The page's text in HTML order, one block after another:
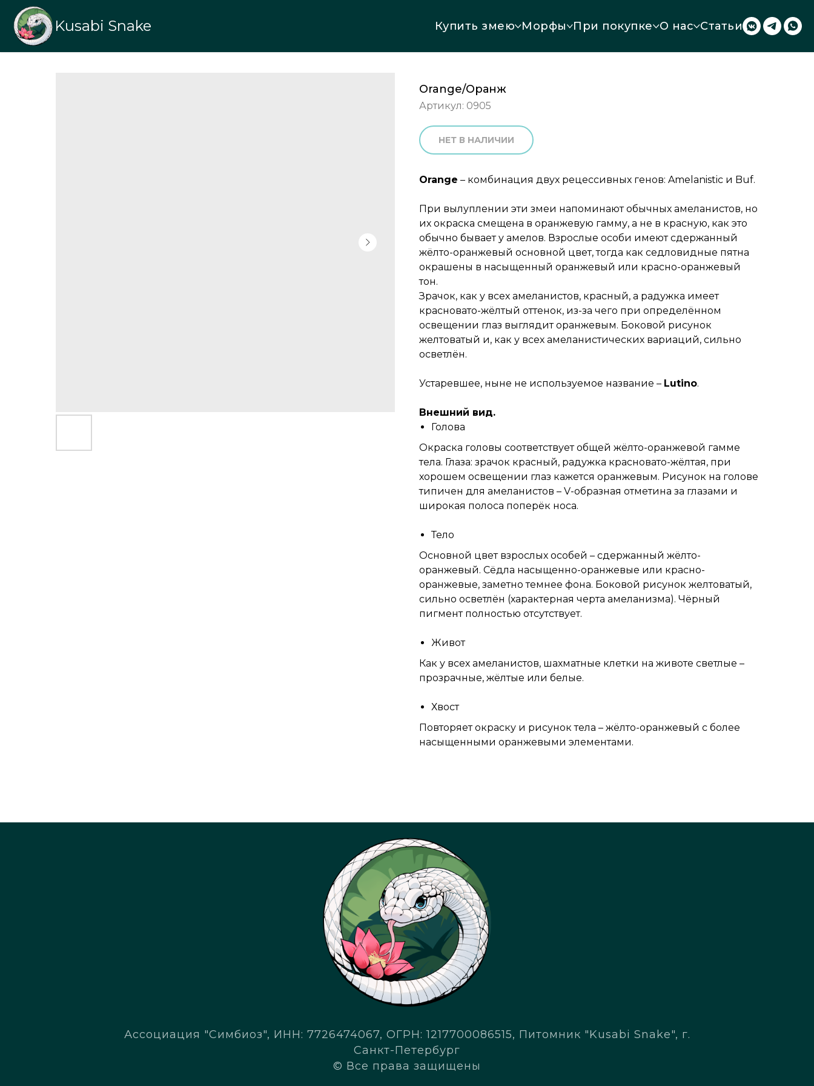
Kusabi Snake Купить змею Морфы При покупке О нас Статьи
Orange/Оранж
Артикул: 0905
НЕТ В НАЛИЧИИ
Orange – комбинация двух рецессивных генов: Amelanistic и Buf.
При вылуплении эти змеи напоминают обычных амеланистов, но
их окраска смещена в оранжевую гамму, а не в красную, как это
обычно бывает у амелов. Взрослые особи имеют сдержанный
жёлто-оранжевый основной цвет, тогда как седловидные пятна
окрашены в насыщенный оранжевый или красно-оранжевый
тон.
Зрачок, как у всех амеланистов, красный, а радужка имеет
красновато-жёлтый оттенок, из-за чего при определённом
освещении глаз выглядит оранжевым. Боковой рисунок
желтоватый и, как у всех амеланистических вариаций, сильно
осветлён.
Устаревшее, ныне не используемое название – Lutino.
Внешний вид.
Голова
Окраска головы соответствует общей жёлто-оранжевой гамме
тела. Глаза: зрачок красный, радужка красновато-жёлтая, при
хорошем освещении глаз кажется оранжевым. Рисунок на голове
типичен для амеланистов – V-образная отметина за глазами и
широкая полоса поперёк носа.
Тело
Основной цвет взрослых особей – сдержанный жёлто-
оранжевый. Сёдла насыщенно-оранжевые или красно-
оранжевые, заметно темнее фона. Боковой рисунок желтоватый,
сильно осветлён (характерная черта амеланизма). Чёрный
пигмент полностью отсутствует.
Живот
Как у всех амеланистов, шахматные клетки на животе светлые –
прозрачные, жёлтые или белые.
Хвост
Повторяет окраску и рисунок тела – жёлто-оранжевый с более
насыщенными оранжевыми элементами.
Ассоциация "Симбиоз", ИНН: 7726474067, ОГРН: 1217700086515, Питомник "Kusabi Snake", г.
Санкт-Петербург
© Все права защищены